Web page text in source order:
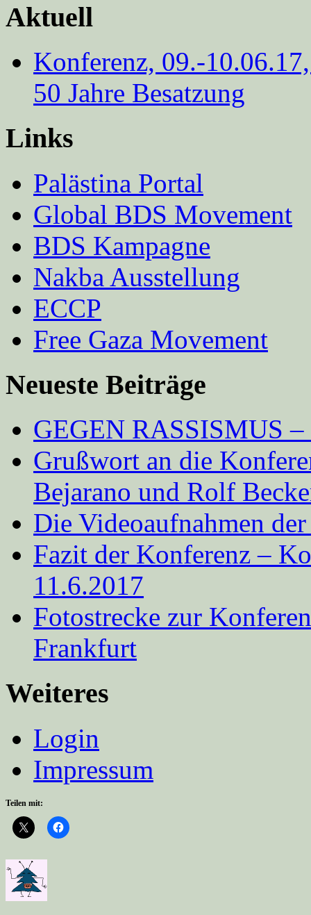
Aktuell
Konferenz, 09.-
50 Jahre Besatzung
Links
Palästina Portal
Global BDS Movement
BDS Kampagne
Nakba Ausstellung
ECCP
Free Gaza Movement
Neueste Beiträge
GEGEN RASSISMUS
Grußwort an die
Bejarano und Rolf
Die Videoaufnahmen
Fazit der Konferenz –
11.6.2017
Fotostrecke zur
Frankfurt
Weiteres
Login
Impressum
Teilen mit: